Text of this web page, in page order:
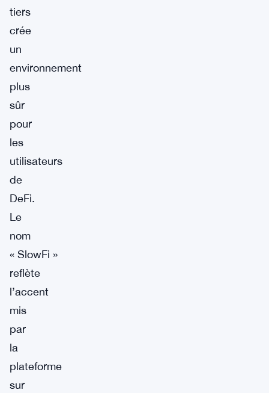
tiers
crée
un
environnement
plus
sûr
pour
les
utilisateurs
de
DeFi.
Le
nom
« SlowFi »
reflète
l’accent
mis
par
la
plateforme
sur